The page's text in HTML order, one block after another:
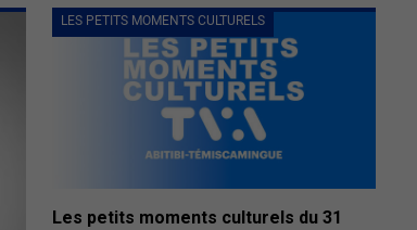
LES PETITS MOMENTS CULTURELS
Les petits moments culturels du 31